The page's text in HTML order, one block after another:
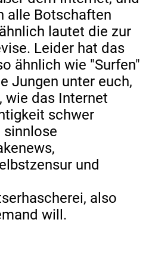
alle Botschaften
lautet die zur
Leider hat das
ähnlich wie "Surfen"
Jungen unter euch,
wie das Internet
schwer
sinnlose
und
also
will.